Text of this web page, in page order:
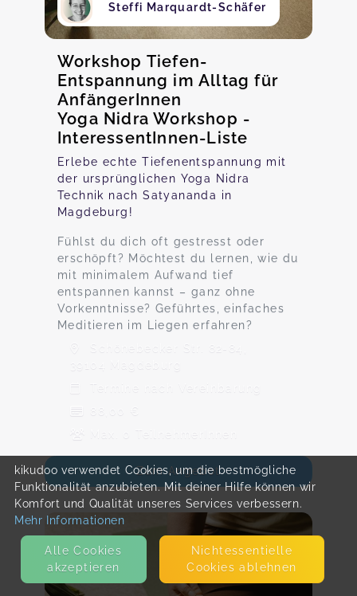
Steffi Marquardt-Schäfer
Workshop Tiefen-
Entspannung im Alltag für
AnfängerInnen
Yoga Nidra Workshop -
InteressentInnen-Liste
Erlebe echte Tiefenentspannung mit
der ursprünglichen Yoga Nidra
Technik nach Satyananda in
Magdeburg!
Fühlst du dich oft gestresst oder
erschöpft? Möchtest du lernen, wie du
mit minimalem Aufwand tief
entspannen kannst – ganz ohne
Vorkenntnisse? Geführtes, einfaches
Meditieren im Liegen erfahren?
Schönebecker Str. 82-84,
39104 Magdeburg
Termine nach Vereinbarung
88,00 €
Max. 0 TeilnehmerInnen
Zum Angebot
kikudoo verwendet Cookies, um die bestmögliche
Funktionalität anzubieten. Mit deiner Hilfe können wir
Komfort und Qualität unseres Services verbessern.
Mehr Informationen
Alle Cookies
akzeptieren
Nicht­essentielle
Cookies ablehnen